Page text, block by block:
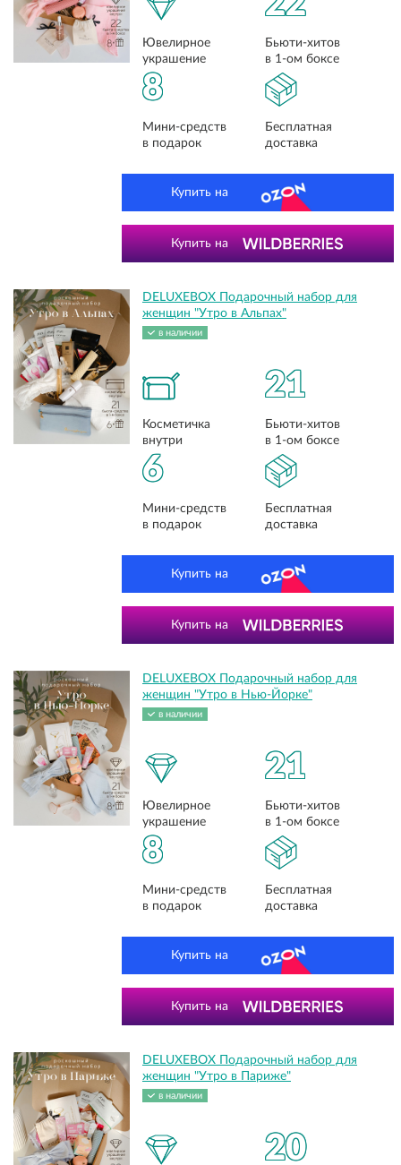
Ювелирное
украшение
Бьюти-хитов
в 1-ом боксе
8
Мини-средств
в подарок
Бесплатная
доставка
Купить на
Купить на
DELUXEBOX Подарочный набор для
женщин "Утро в Альпах"
в наличии
Косметичка
внутри
21
Бьюти-хитов
в 1-ом боксе
6
Мини-средств
в подарок
Бесплатная
доставка
Купить на
Купить на
DELUXEBOX Подарочный набор для
женщин "Утро в Нью-Йорке"
в наличии
Ювелирное
украшение
21
Бьюти-хитов
в 1-ом боксе
8
Мини-средств
в подарок
Бесплатная
доставка
Купить на
Купить на
DELUXEBOX Подарочный набор для
женщин "Утро в Париже"
в наличии
20